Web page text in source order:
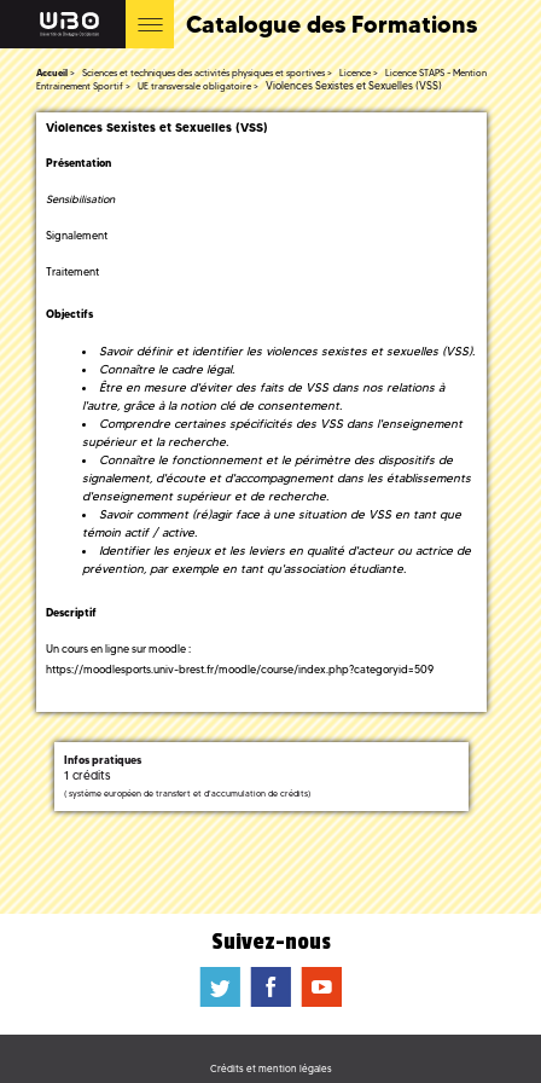
Catalogue des Formations
Accueil Sciences et techniques des activités physiques et sportives Licence
Licence STAPS - Mention
Entrainement Sportif
UE transversale obligatoire Violences Sexistes et Sexuelles (VSS)
Violences Sexistes et Sexuelles (VSS)
Présentation
Sensibilisation
Signalement
Traitement
Objectifs
Savoir définir et identifier les violences sexistes et sexuelles (VSS).
Connaître le cadre légal.
Être en mesure d'éviter des faits de VSS dans nos relations à
l'autre, grâce à la notion clé de consentement.
Comprendre certaines spécificités des VSS dans l'enseignement
supérieur et la recherche.
Connaître le fonctionnement et le périmètre des dispositifs de
signalement, d'écoute et d'accompagnement dans les établissements
d'enseignement supérieur et de recherche.
Savoir comment (ré)agir face à une situation de VSS en tant que
témoin actif / active.
Identifier les enjeux et les leviers en qualité d'acteur ou actrice de
prévention, par exemple en tant qu'association étudiante.
Descriptif
Un cours en ligne sur moodle :
https://moodlesports.univ-brest.fr/moodle/course/index.php?categoryid=509
Infos pratiques
1 crédits
( système européen de transfert et d'accumulation de crédits)
Suivez-nous
a b f
Crédits et mention légales